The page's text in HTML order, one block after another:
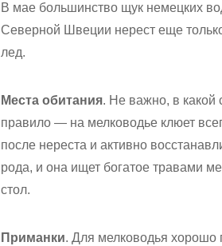
В мае большинство щук немецких
Северной Швеции нерест еще
лед.
Места обитания. Не важно, в какой
правило — на мелководье клюет
после нереста и активно
рода, и она ищет богатое травами
стол.
Приманки. Для мелководья хорошо